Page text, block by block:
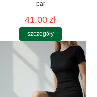
par
41.00 zł
szczegóły